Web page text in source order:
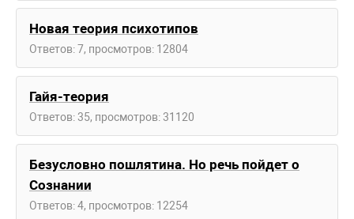
Новая теория психотипов
Ответов: 7, просмотров: 12804
Гайя-теория
Ответов: 35, просмотров: 31120
Безусловно пошлятина. Но речь пойдет о
Сознании
Ответов: 4, просмотров: 12254